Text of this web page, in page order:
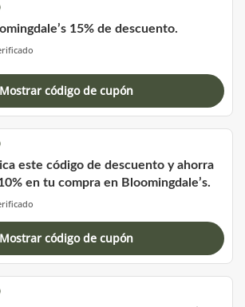
15% de descuento.
Mostrar código de cupón
este código de descuento y ahorra
en tu compra en Bloomingdale’s.
Mostrar código de cupón